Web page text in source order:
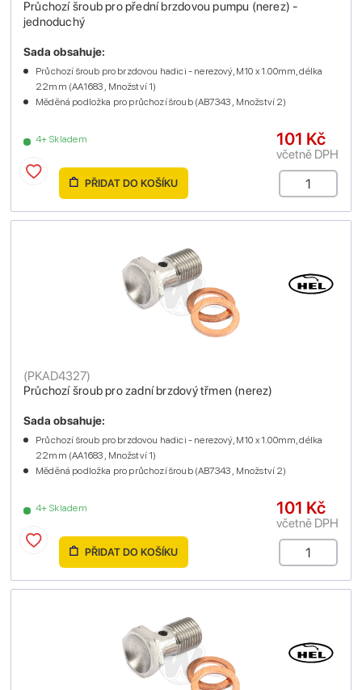
Průchozí šroub pro přední brzdovou pumpu (nerez) -
jednoduchý
4+ Skladem
Sada obsahuje:
Průchozí šroub pro brzdovou hadici - nerezový, M10 x 1.00mm, délka
22mm (AA1683 , Množství 1)
Měděná podložka pro průchozí šroub (AB7343 , Množství 2)
101 Kč
včetně DPH
PŘIDAT DO KOŠÍKU
Průchozí šroub pro zadní brzdový třmen (nerez)
(PKAD4327)
4+ Skladem
Sada obsahuje:
Průchozí šroub pro brzdovou hadici - nerezový, M10 x 1.00mm, délka
22mm (AA1683 , Množství 1)
Měděná podložka pro průchozí šroub (AB7343 , Množství 2)
101 Kč
včetně DPH
PŘIDAT DO KOŠÍKU